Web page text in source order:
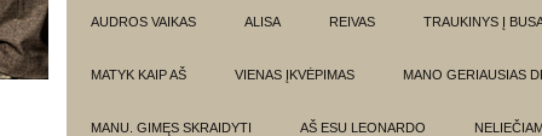
AUDROS VAIKAS ALISA REIVAS TRAUKINYS Į
MATYK KAIP AŠ VIENAS ĮKVĖPIMAS MANO GERIAUSIAS
MANU. GIMĘS SKRAIDYTI AŠ ESU LEONARDO